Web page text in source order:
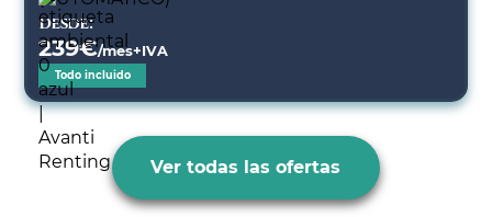
Desde:
239€/mes+IVA
Todo incluido
Ver todas las ofertas